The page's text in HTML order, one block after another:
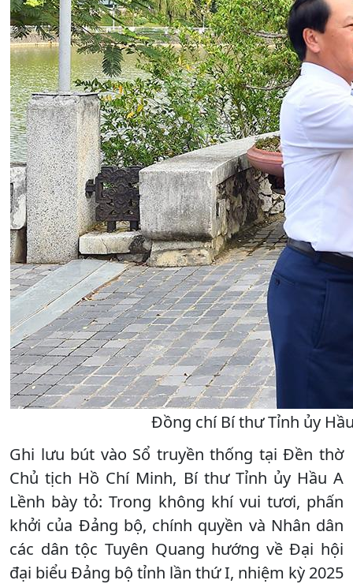
Đồng chí Bí thư Tỉnh ủy
Ghi lưu bút vào Sổ truyền thống tại Đền thờ
Chủ tịch Hồ Chí Minh, Bí thư Tỉnh ủy Hầu A
Lềnh bày tỏ: Trong không khí vui tươi, phấn
khởi của Đảng bộ, chính quyền và Nhân dân
các dân tộc Tuyên Quang hướng về Đại hội
đại biểu Đảng bộ tỉnh lần thứ I, nhiệm kỳ 2025